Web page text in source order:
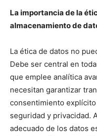
La importancia de la
almacenamiento de
La ética de datos no
Debe ser central en
que emplee analítica
necesitan garantizar
consentimiento
seguridad y privacidad.
adecuado de los datos